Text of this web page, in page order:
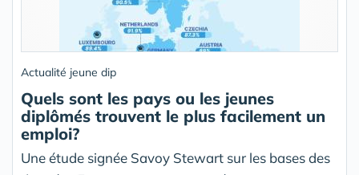
Actualité jeune dip
Quels sont les pays ou les jeunes
diplômés trouvent le plus facilement un
emploi?
Une étude signée Savoy Stewart sur les bases des